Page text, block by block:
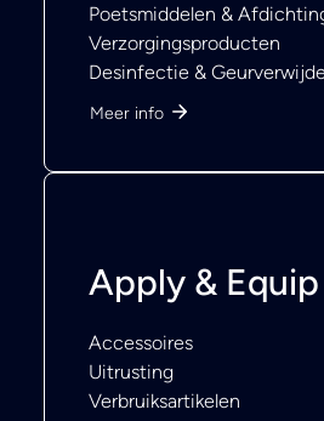
Poetsmiddelen &
Verzorgingsproducten
Desinfectie &
Meer info
Apply & Equip
Accessoires
Uitrusting
Verbruiksartikelen